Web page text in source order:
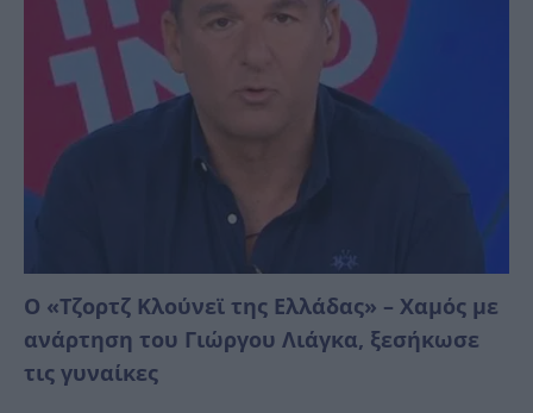
Ο «Τζορτζ Κλούνεϊ της Ελλάδας» – Χαμός με
ανάρτηση του Γιώργου Λιάγκα, ξεσήκωσε
τις γυναίκες